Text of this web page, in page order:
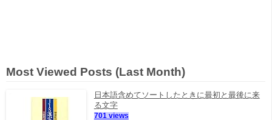
Most Viewed Posts (Last Month)
日本語含めてソートしたときに最初と最後に来
る文字
701 views